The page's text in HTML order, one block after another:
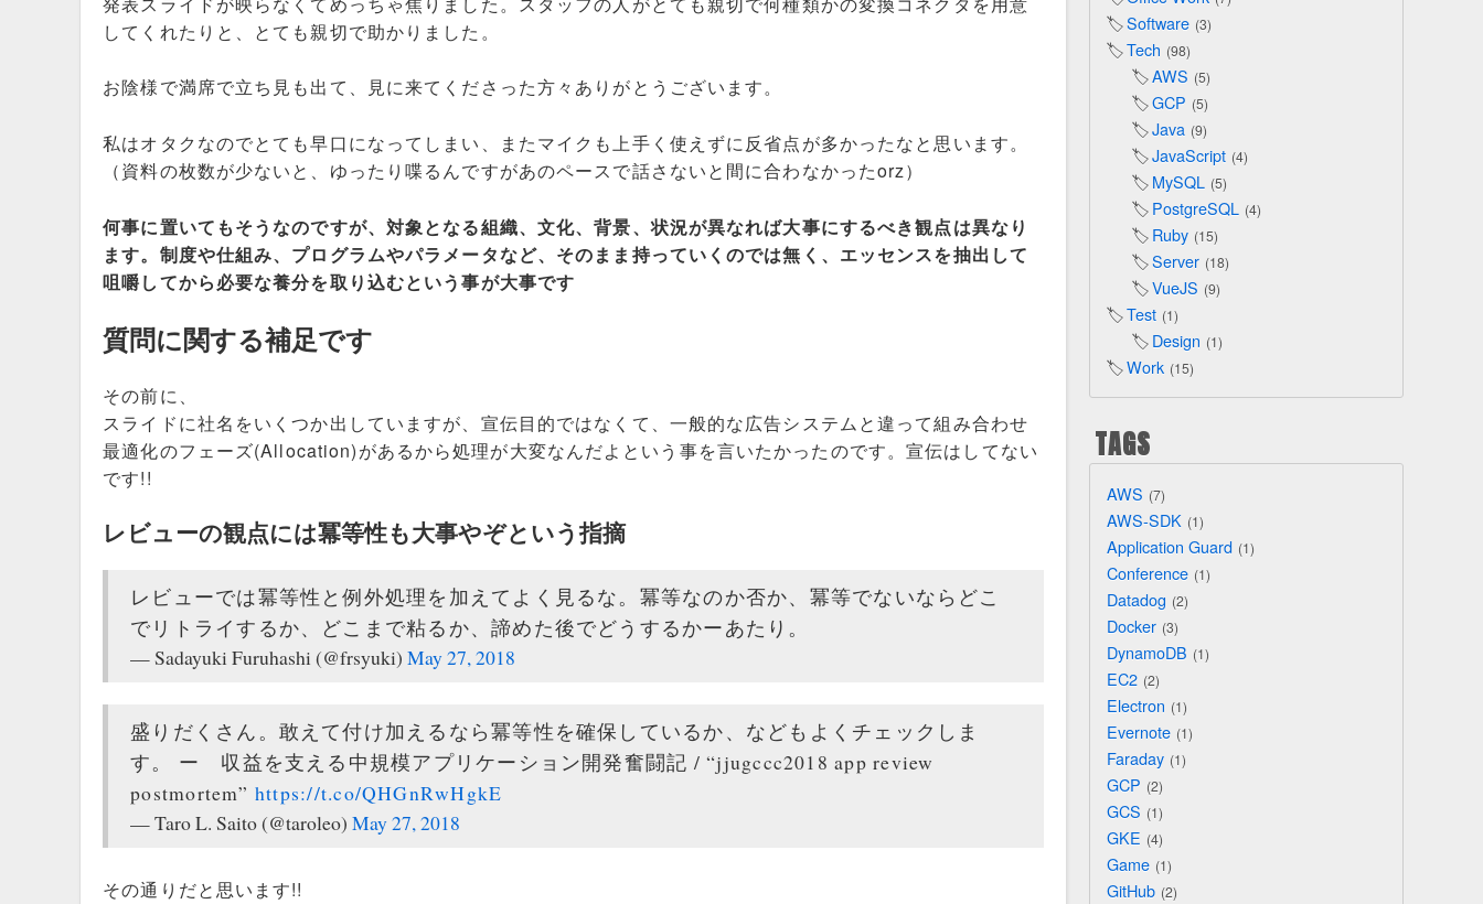
してくれたりと、とても親切で助かりました。
お陰様で満席で立ち見も出て、見に来てくださった方々ありがとうございます。
私はオタクなのでとても早口になってしまい、またマイクも上手く使えずに反省点が多かったなと思います。
（資料の枚数が少ないと、ゆったり喋るんですがあのペースで話さないと間に合わなかったorz）
何事に置いてもそうなのですが、対象となる組織、文化、背景、状況が異なれば大事にするべき観点は異なり
ます。制度や仕組み、プログラムやパラメータなど、そのまま持っていくのでは無く、エッセンスを抽出して
咀嚼してから必要な養分を取り込むという事が大事です
質問に関する補足です
その前に、
スライドに社名をいくつか出していますが、宣伝目的ではなくて、一般的な広告システムと違って組み合わせ
最適化のフェーズ(Allocation)があるから処理が大変なんだよという事を言いたかったのです。宣伝はしてない
です!!
レビューの観点には冪等性も大事やぞという指摘
レビューでは冪等性と例外処理を加えてよく見るな。冪等なのか否か、冪等でないならどこ
でリトライするか、どこまで粘るか、諦めた後でどうするかーあたり。
— Sadayuki Furuhashi (@frsyuki)May 27, 2018
盛りだくさん。敢えて付け加えるなら冪等性を確保しているか、などもよくチェックしま
す。 ー 収益を支える中規模アプリケーション開発奮闘記 / “jjugccc2018 app review
postmortem” https://t.co/QHGnRwHgkE
— Taro L. Saito (@taroleo)May 27, 2018
その通りだと思います!!
Software 3
Tech 98
AWS 5
GCP 5
Java 9
JavaScript 4
MySQL 5
PostgreSQL 4
Ruby 15
Server 18
VueJS 9
Test 1
Design 1
Work 15
TAGS
AWS 7
AWS-SDK 1
Application Guard 1
Conference 1
Datadog 2
Docker 3
DynamoDB 1
EC2 2
Electron 1
Evernote 1
Faraday 1
GCP 2
GCS 1
GKE 4
Game 1
GitHub 2